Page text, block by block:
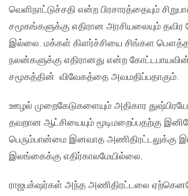
வெளிநாட்டுச்சதி என்ற பிரசாரத்தையும்
சமூகங்களுக்கு எதிரான அரசியலையும் தவிர
இல்லை. மக்கள் கிளர்ச்சியை சிங்கள
நலன்களுக்கு எதிரானது என்ற
சமூகத்தின் விவேகத்தை அவமதிப்பதாகும்.
ஊழல் முறைகேடுகளையும் அதிகார
தவறான ஆட்சியையும் மூடிமறைப்பதற்கு
பெரும்பான்மை இனவாத அணிதிரட்டலுக்கு
இலங்கைக்கு எதிர்காலமேயில்லை.
ராஜபக்‌ஷர்கள் அந்த அணிதிரட்டலை